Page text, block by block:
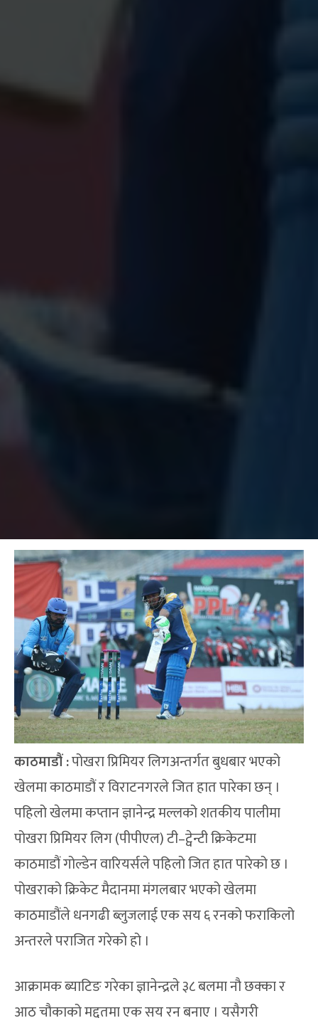
काठमाडौं :पोखरा प्रिमियर लिगअन्तर्गत बुधबार भएको
खेलमा काठमाडौं र विराटनगरले जित हात पारेका छन् ।
पहिलो खेलमा कप्तान ज्ञानेन्द्र मल्लको शतकीय पालीमा
पोखरा प्रिमियर लिग (पीपीएल) टी–ट्वेन्टी क्रिकेटमा
काठमाडौं गोल्डेन वारियर्सले पहिलो जित हात पारेको छ ।
पोखराको क्रिकेट मैदानमा मंगलबार भएको खेलमा
काठमाडौंले धनगढी ब्लुजलाई एक सय ६ रनको फराकिलो
अन्तरले पराजित गरेको हो ।
आक्रामक ब्याटिङ गरेका ज्ञानेन्द्रले ३८ बलमा नौ छक्का र
आठ चौकाको मद्दतमा एक सय रन बनाए । यसैगरी